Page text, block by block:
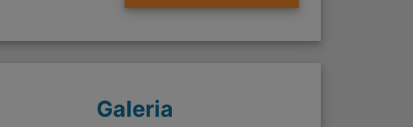
Galeria